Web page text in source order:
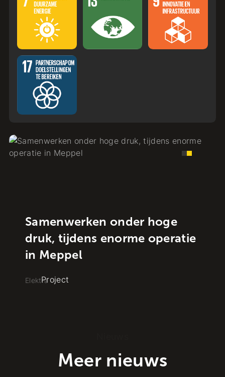
Project
Samenwerken onder hoge
druk, tijdens enorme operatie
in Meppel
Elektra
Meer nieuws